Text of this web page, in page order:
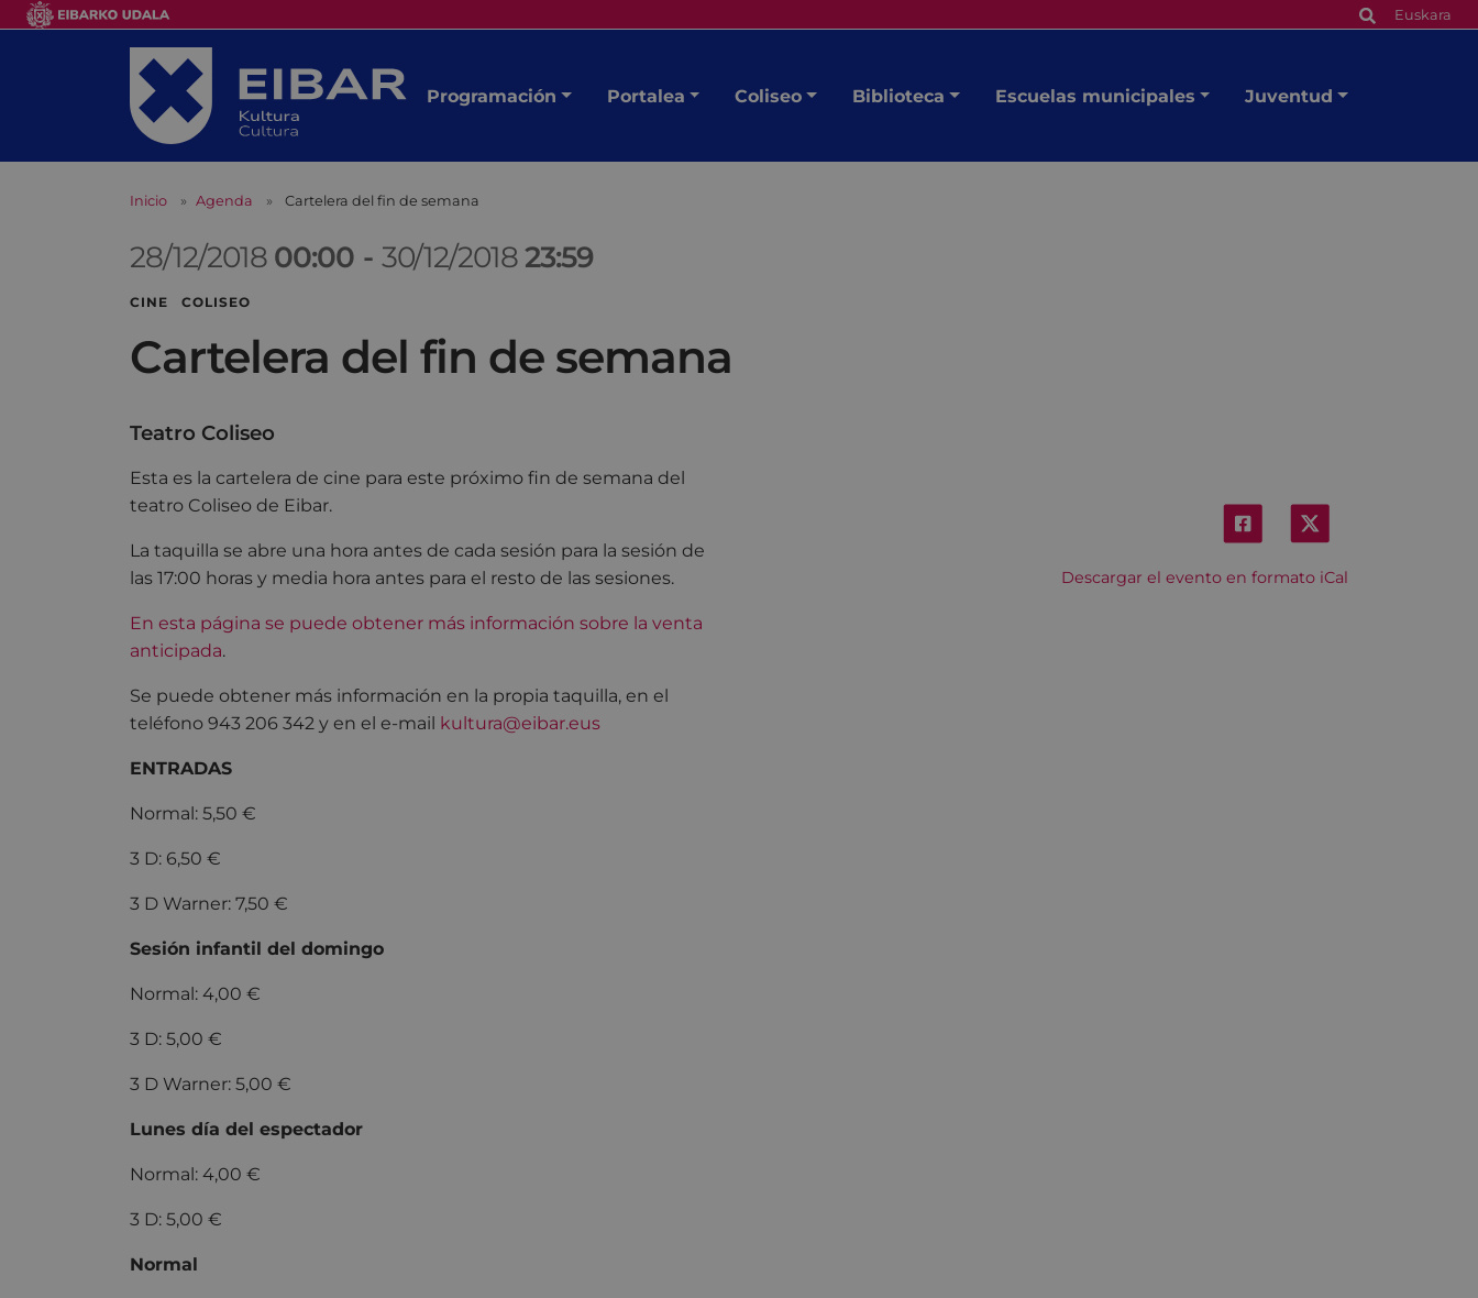
Euskara
Programación Portalea Coliseo Biblioteca Escuelas municipales Juventud
Inicio Agenda Cartelera del fin de semana
28/12/2018 00:00 - 30/12/201823:59
CINE COLISEO
Cartelera del fin de semana
Teatro Coliseo
Descargar el evento en formato iCal
Esta es la cartelera de cine para este próximo fin de semana del
teatro Coliseo de Eibar.
La taquilla se abre una hora antes de cada sesión para la sesión de
las 17:00 horas y media hora antes para el resto de las sesiones.
En esta página se puede obtener más información sobre la venta
anticipada.
Se puede obtener más información en la propia taquilla, en el
teléfono 943 206 342 y en el e-mail kultura@eibar.eus
ENTRADAS
Normal: 5,50 €
3 D: 6,50 €
3 D Warner: 7,50 €
Sesión infantil del domingo
Normal: 4,00 €
3 D: 5,00 €
3 D Warner: 5,00 €
Lunes día del espectador
Normal: 4,00 €
3 D: 5,00 €
Normal